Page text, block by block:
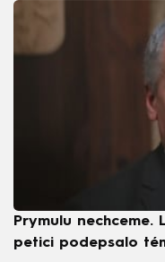
Prymulu nechceme.
petici podepsalo